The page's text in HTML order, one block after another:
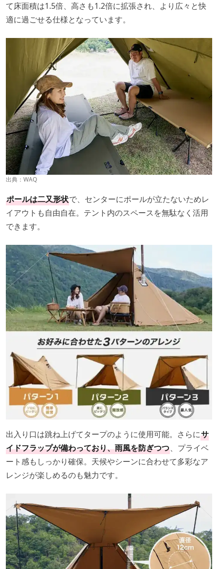
て床面積は1.5倍、高さも1.2倍に拡張され、より広々と快
適に過ごせる仕様となっています。
出典： WAQ
ポールは二又形状で、センターにポールが立たないためレ
イアウトも自由自在。テント内のスペースを無駄なく活用
できます。
出入り口は跳ね上げてタープのように使用可能。さらにサ
イドフラップが備わっており、雨風を防ぎつつ、プライベ
ート感もしっかり確保。天候やシーンに合わせて多彩なア
レンジが楽しめるのも魅力です。